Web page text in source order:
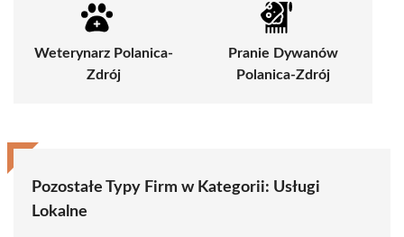
Weterynarz Polanica-
Zdrój
Pranie Dywanów
Polanica-Zdrój
Pozostałe Typy Firm w Kategorii: Usługi
Lokalne